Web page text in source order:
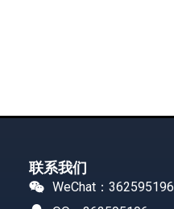
联系我们
WeChat：362595196